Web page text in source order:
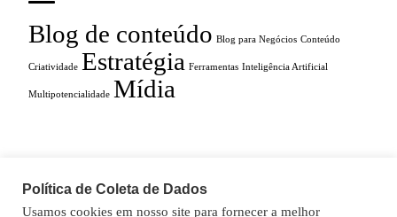
Blog de conteúdo Blog para Negócios Conteúdo
Criatividade Estratégia Ferramentas Inteligência Artificial
Multipotencialidade Mídia
Política de Coleta de Dados
Usamos cookies em nosso site para fornecer a melhor